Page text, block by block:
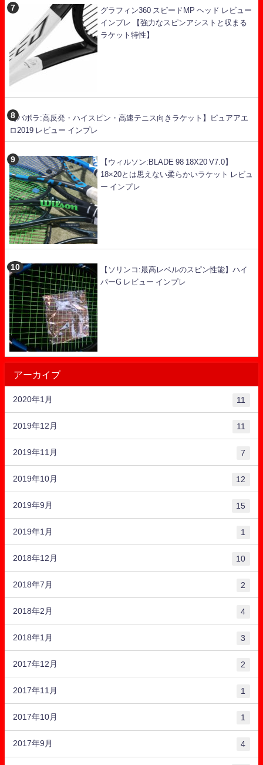
グラフィン360 スピードMP ヘッド レビュー
インプレ 【強力なスピンアシストと収まる
ラケット特性】
【バボラ:高反発・ハイスピン・高速テニス向きラケット】ピュアアエ
ロ2019 レビュー インプレ
【ウィルソン:BLADE 98 18X20 V7.0】
18×20とは思えない柔らかいラケット レビュ
ー インプレ
【ソリンコ:最高レベルのスピン性能】ハイ
パーG レビュー インプレ
アーカイブ
2020年1月 11
2019年12月 11
2019年11月 7
2019年10月 12
2019年9月 15
2019年1月 1
2018年12月 10
2018年7月 2
2018年2月 4
2018年1月 3
2017年12月 2
2017年11月 1
2017年10月 1
2017年9月 4